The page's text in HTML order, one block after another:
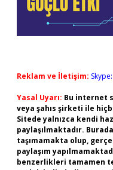
Reklam ve İletişim:
Yasal Uyarı: Bu internet
veya şahıs şirketi ile
Sitede yalnızca kendi
paylaşılmaktadır.
taşımamakta olup,
paylaşım
benzerlikleri tamamen